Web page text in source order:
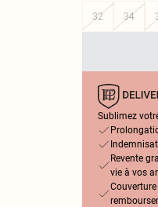
32
34
Sublimez
Revente
vie à vos